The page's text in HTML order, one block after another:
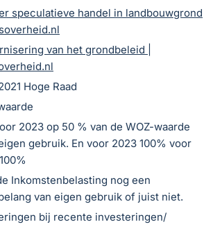
speculatieve handel in landbouwgrond
van het grondbeleid |
Hoge Raad
2023 op 50 % van de WOZ-waarde
gebruik. En voor 2023 100% voor
Inkomstenbelasting nog een
van eigen gebruik of juist niet.
bij recente investeringen/